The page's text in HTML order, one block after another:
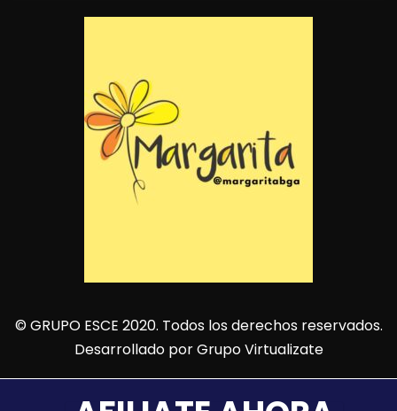
© GRUPO ESCE 2020. Todos los derechos reservados.
Desarrollado porGrupo Virtualizate